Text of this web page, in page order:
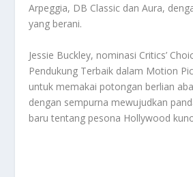
Arpeggia, DB Classic dan Aura,
yang berani.
Jessie Buckley, nominasi Critics’
Pendukung Terbaik dalam Motion
untuk memakai potongan berlian
dengan sempurna mewujudkan
baru tentang pesona Hollywood